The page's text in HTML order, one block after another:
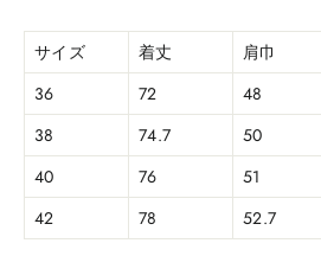
サイズ 着丈 肩巾
36
72 48
38
74.7 50
40
76 51
42
78 52.7